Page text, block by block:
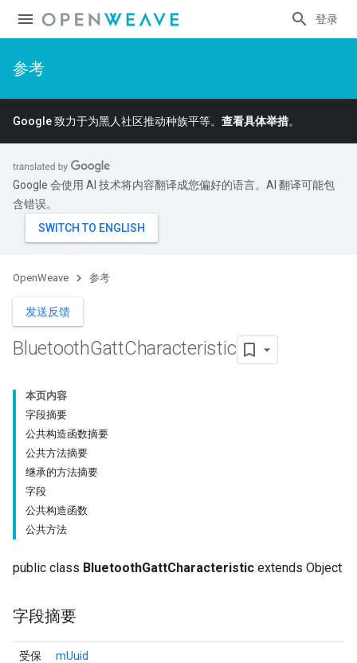
登录
参考
Google 致力于为黑人社区推动种族平等。 查看具体举措。
Google 会使用 AI 技术将内容翻译成您偏好的语言。AI 翻译可能包
含错误。
OpenWeave 参考
发送反馈
BluetoothGattCharacteristic
本页内容
字段摘要
公共构造函数摘要
公共方法摘要
继承的方法摘要
字段
公共构造函数
公共方法
public class BluetoothGattCharacteristic extends Object
字段摘要
受保
mUuid